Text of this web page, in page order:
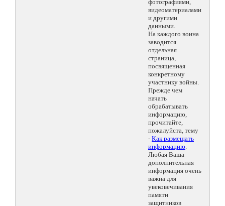
фотографиями,
видеоматериалами
и другими
данными.
На каждого воина
заводится
отдельная
страница,
посвященная
конкретному
участнику войны.
Прежде чем
начать
обрабатывать
информацию,
прочитайте,
пожалуйста, тему
- Как размещать
информацию.
Любая Ваша
дополнительная
информация очень
важна для
увековечивания
памяти
защитников